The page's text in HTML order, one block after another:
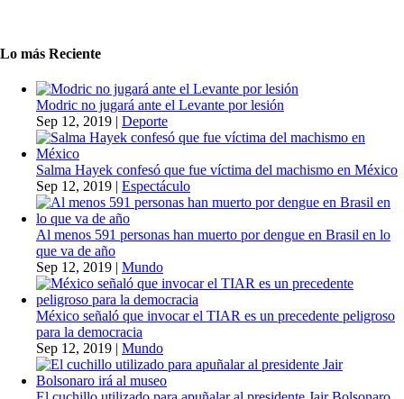
Lo más Reciente
Modric no jugará ante el Levante por lesión
Sep 12, 2019 | Deporte
Salma Hayek confesó que fue víctima del machismo en México
Sep 12, 2019 | Espectáculo
Al menos 591 personas han muerto por dengue en Brasil en lo
que va de año
Sep 12, 2019 | Mundo
México señaló que invocar el TIAR es un precedente peligroso
para la democracia
Sep 12, 2019 | Mundo